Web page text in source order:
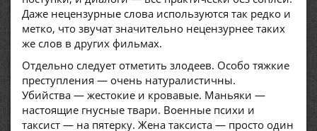
Даже нецензурные слова используются так редко и
метко, что звучат значительно нецензурнее таких
же слов в других фильмах.
Отдельно следует отметить злодеев. Особо тяжкие
преступления — очень натуралистичны.
Убийства — жестокие и кровавые. Маньяки —
настоящие гнусные твари. Военные психи и
таксист — на пятерку. Жена таксиста — просто один